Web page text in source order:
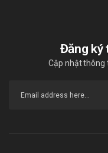
Đăng ký
Cập nhật